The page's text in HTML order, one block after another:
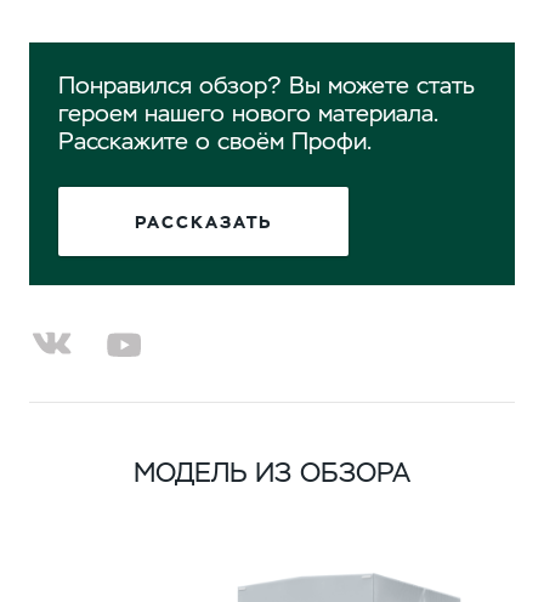
Понравился обзор? Вы можете стать
героем нашего нового материала.
Расскажите о своём Профи.
РАССКАЗАТЬ
МОДЕЛЬ ИЗ ОБЗОРА